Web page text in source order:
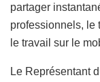
partager
professionnels, le
le travail sur le
Le Représentant